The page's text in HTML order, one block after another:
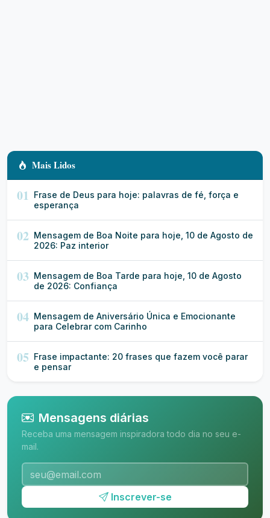
Mais Lidos
01 Frase de Deus para hoje: palavras de fé, força e
esperança
02 Mensagem de Boa Noite para hoje, 10 de Agosto de
2026: Paz interior
03 Mensagem de Boa Tarde para hoje, 10 de Agosto
de 2026: Confiança
04 Mensagem de Aniversário Única e Emocionante
para Celebrar com Carinho
05 Frase impactante: 20 frases que fazem você parar
e pensar
Mensagens diárias
Receba uma mensagem inspiradora todo dia no seu e-
mail.
Inscrever-se